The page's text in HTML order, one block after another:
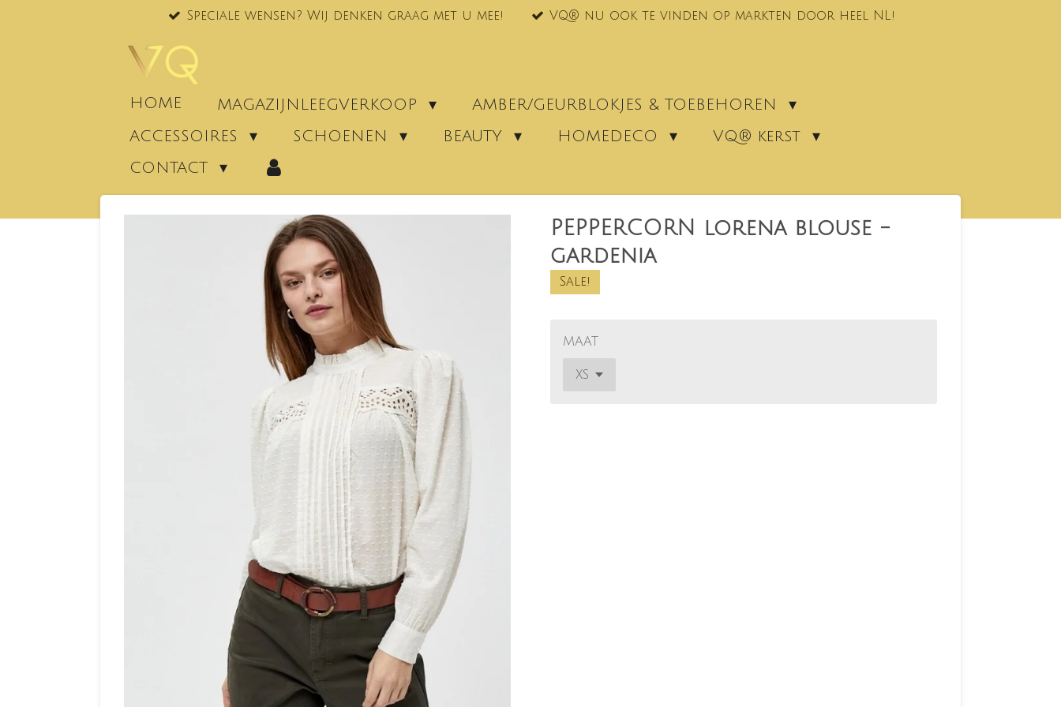
Speciale wensen? Wij denken graag met u mee! VQ® nu ook te vinden op markten door heel NL!
HOME MAGAZIJNLEEGVERKOOP
AMBER/GEURBLOKJES & TOEBEHOREN
ACCESSOIRES
SCHOENEN BEAUTY HOMEDECO
VQ® kerst
CONTACT
PEPPERCORN lorena blouse -
gardenia
Sale!
MAAT